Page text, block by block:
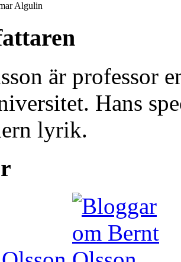
Algulin
är professor
Hans
lyrik.